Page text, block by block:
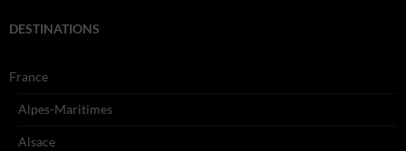
DESTINATIONS
France
Alpes-Maritimes
Alsace